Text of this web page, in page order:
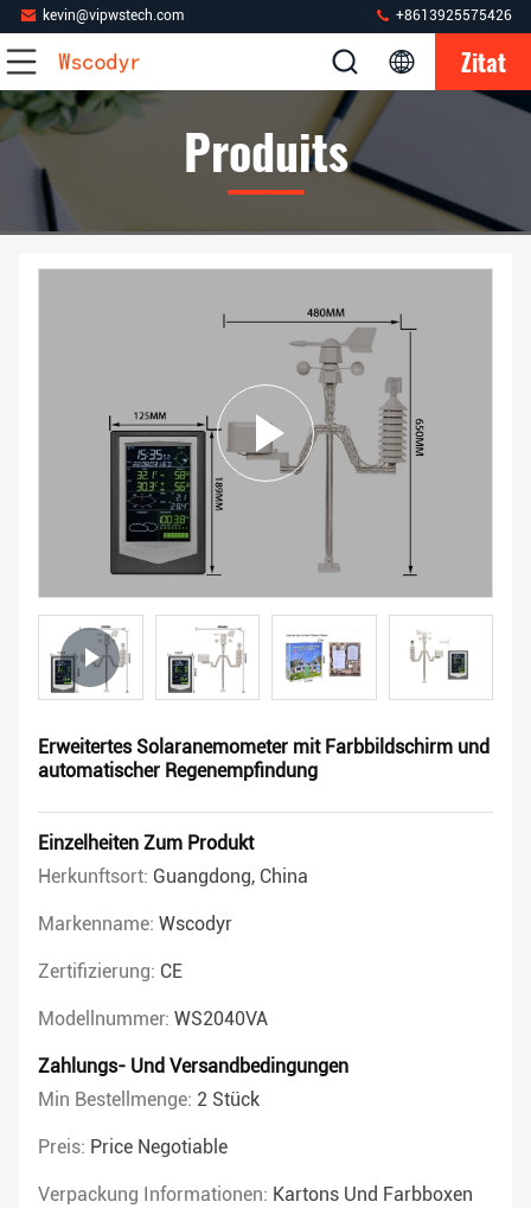
kevin@vipwstech.com +8613925575426
Zitat
Produits
Erweitertes Solaranemometer mit Farbbildschirm und
automatischer Regenempfindung
Einzelheiten Zum Produkt
Herkunftsort: Guangdong, China
Markenname: Wscodyr
Zertifizierung: CE
Modellnummer: WS2040VA
Zahlungs- Und Versandbedingungen
Min Bestellmenge: 2 Stück
Preis: Price Negotiable
Verpackung Informationen: Kartons Und Farbboxen